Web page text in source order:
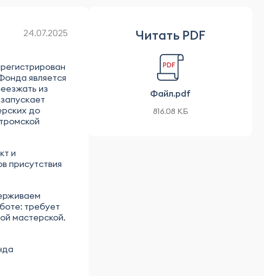
24.07.2025
является
из
до
и
присутствия
требует
мастерской.
Читать PDF
Файл.pdf
816.08 КБ